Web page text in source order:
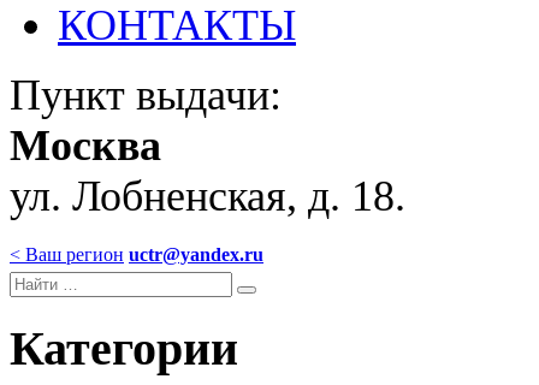
КОНТАКТЫ
Пункт выдачи:
Москва
ул. Лобненская, д. 18.
< Ваш регион uctr@yandex.ru
Категории